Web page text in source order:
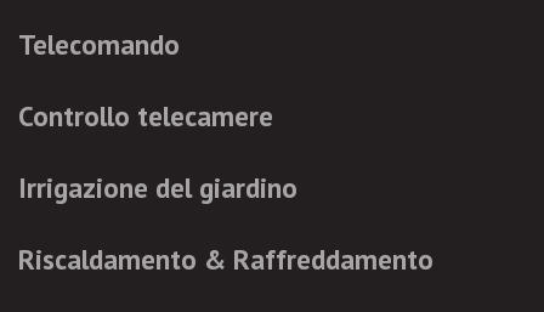
Telecomando
Controllo telecamere
Irrigazione del giardino
Riscaldamento & Raffreddamento